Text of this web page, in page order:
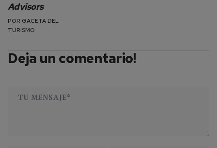
Advisors
POR GACETA DEL
TURISMO
Deja un comentario!